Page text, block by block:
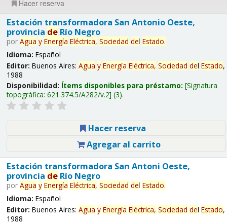
Hacer reserva
Estación transformadora San Antonio Oeste,
provincia deRío Negro
por Agua y Energía Eléctrica, Sociedad del Estado.
Idioma: Español
Editor: Buenos Aires: Agua y Energía Eléctrica, Sociedad del Estado,
1988
Disponibilidad: Ítems disponibles para préstamo: Signatura
topográfica: 621.374.5/A282/v.2 (3).
Hacer reserva
Agregar al carrito
Estación transformadora San Antoni Oeste,
provincia deRío Negro
por Agua y Energía Eléctrica, Sociedad del Estado.
Idioma: Español
Editor: Buenos Aires: Agua y Energía Eléctrica, Sociedad del Estado,
1988